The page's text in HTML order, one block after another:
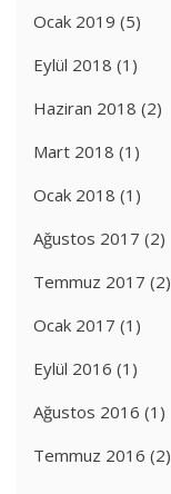
Ocak 2019 (5)
Eylül 2018 (1)
Haziran 2018 (2)
Mart 2018 (1)
Ocak 2018 (1)
Ağustos 2017 (2)
Temmuz 2017 (2)
Ocak 2017 (1)
Eylül 2016 (1)
Ağustos 2016 (1)
Temmuz 2016 (2)